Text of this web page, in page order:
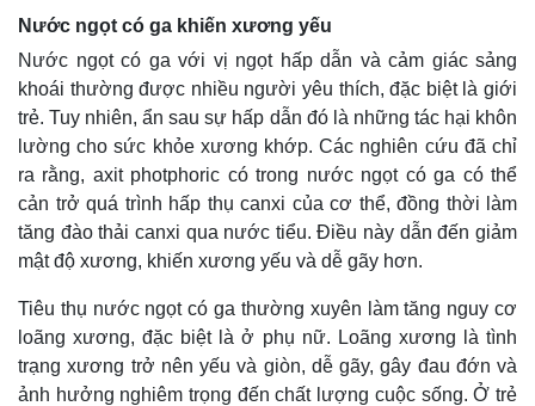
Nước ngọt có ga khiến xương yếu
Nước ngọt có ga với vị ngọt hấp dẫn và cảm giác sảng
khoái thường được nhiều người yêu thích, đặc biệt là giới
trẻ. Tuy nhiên, ẩn sau sự hấp dẫn đó là những tác hại khôn
lường cho sức khỏe xương khớp. Các nghiên cứu đã chỉ
ra rằng, axit photphoric có trong nước ngọt có ga có thể
cản trở quá trình hấp thụ canxi của cơ thể, đồng thời làm
tăng đào thải canxi qua nước tiểu. Điều này dẫn đến giảm
mật độ xương, khiến xương yếu và dễ gãy hơn.
Tiêu thụ nước ngọt có ga thường xuyên làm tăng nguy cơ
loãng xương, đặc biệt là ở phụ nữ. Loãng xương là tình
trạng xương trở nên yếu và giòn, dễ gãy, gây đau đớn và
ảnh hưởng nghiêm trọng đến chất lượng cuộc sống. Ở trẻ